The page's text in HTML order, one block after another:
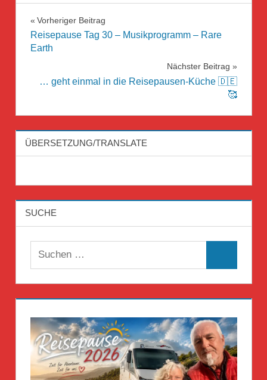
Beitragsnavigation
Vorheriger Beitrag
Reisepause Tag 30 – Musikprogramm – Rare
Earth
Nächster Beitrag
… geht einmal in die Reisepausen-Küche 🇩🇪
🥰
ÜBERSETZUNG/TRANSLATE
SUCHE
Suchen